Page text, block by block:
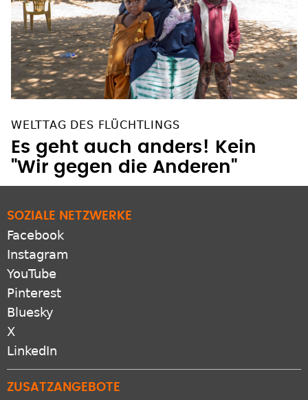
WELTTAG DES FLÜCHTLINGS
Es geht auch anders! Kein
"Wir gegen die Anderen"
SOZIALE NETZWERKE
Facebook
Instagram
YouTube
Pinterest
Bluesky
X
LinkedIn
ZUSATZANGEBOTE